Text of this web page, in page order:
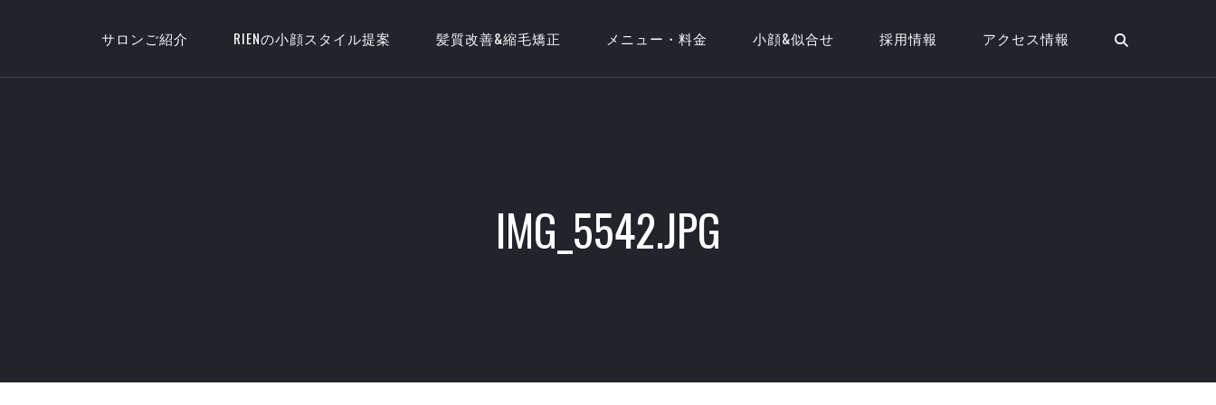
サロンご紹介 RIENの小顔スタイル提案 髪質改善&縮毛矯正 メニュー・料金 小顔&似合せ 採用情報 アクセス情報
IMG_5542.JPG